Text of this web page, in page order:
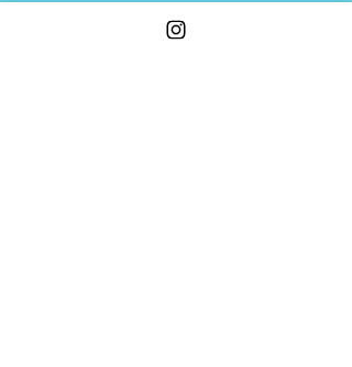
¡Contáctanos!